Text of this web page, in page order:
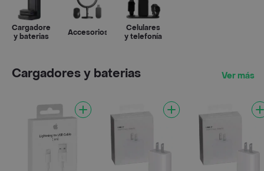
Cargadores
y baterias
Accesorios
Celulares
y telefonía
Cargadores y baterias Ver más